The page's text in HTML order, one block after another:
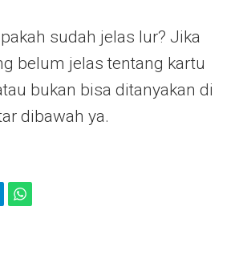
sudah jelas lur? Jika
belum jelas tentang kartu
bukan bisa ditanyakan di
dibawah ya.